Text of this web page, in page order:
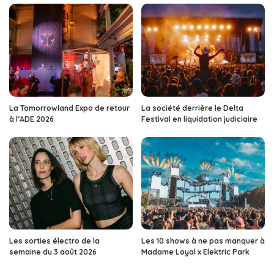
La Tomorrowland Expo de retour
à l’ADE 2026
La société derrière le Delta
Festival en liquidation judiciaire
Les sorties électro de la
semaine du 3 août 2026
Les 10 shows à ne pas manquer à
Madame Loyal x Elektric Park